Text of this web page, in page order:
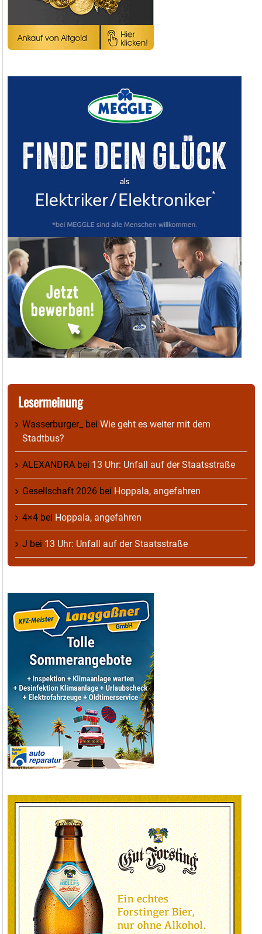
Lesermeinung
Wasserburger_ bei Wie geht es weiter mit dem
Stadtbus?
ALEXANDRA bei 13 Uhr: Unfall auf der Staatsstraße
Gesellschaft 2026 bei Hoppala, angefahren
4×4 bei Hoppala, angefahren
J bei 13 Uhr: Unfall auf der Staatsstraße